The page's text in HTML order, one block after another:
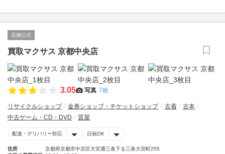
店舗公式
買取マクサス 京都中央店
3.05 写真 7枚
リサイクルショップ 金券ショップ・チケットショップ 古着
古本
中古ゲーム・CD・DVD
質屋
配達・デリバリー対応 日祝OK
住所
京都府京都市中京区大宮通三条下る三条大宮町255